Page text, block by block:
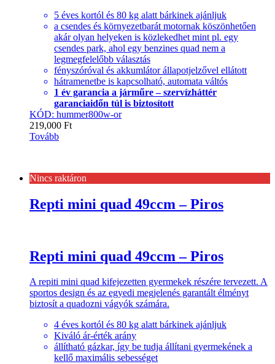
5 éves kortól és 80 kg alatt bárkinek ajánljuk
a csendes és környezetbarát motornak köszönhetően
akár olyan helyeken is közlekedhet mint pl. egy
csendes park, ahol egy benzines quad nem a
legmegfelelőbb választás
fényszóróval és akkumlátor állapotjelzővel ellátott
hátramenetbe is kapcsolható, automata váltós
1 év garancia a járműre – szervízháttér
garanciaidőn túl is biztosított
KÓD: hummer800w-or
219,000 Ft
Tovább
Nincs raktáron
Repti mini quad 49ccm – Piros
Repti mini quad 49ccm – Piros
A repiti mini quad kifejezetten gyermekek részére tervezett. A
sportos design és az egyedi megjelenés garantált élményt
biztosít a quadozni vágyók számára.
4 éves kortól és 80 kg alatt bárkinek ajánljuk
Kiváló ár-érték arány
állítható gázkar, így be tudja állítani gyermekének a
kellő maximális sebességet